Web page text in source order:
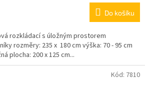
Do košíku
rozkládací s úložným prostorem
rozměry: 235 x 180 cm výška: 70 - 95 cm
plocha: 200 x 125 cm...
Kód: 7810